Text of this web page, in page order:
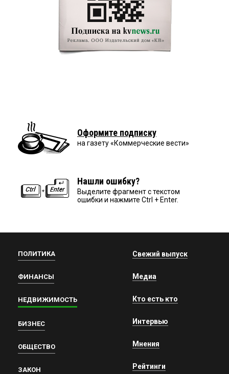
Оформите подписку
на газету «Коммерческие вести»
Нашли ошибку?
Выделите фрагмент с текстом
ошибки и нажмите Ctrl + Enter.
ПОЛИТИКА
ФИНАНСЫ
НЕДВИЖИМОСТЬ
БИЗНЕС
ОБЩЕСТВО
ЗАКОН
Свежий выпуск
Медиа
Кто есть кто
Интервью
Мнения
Рейтинги